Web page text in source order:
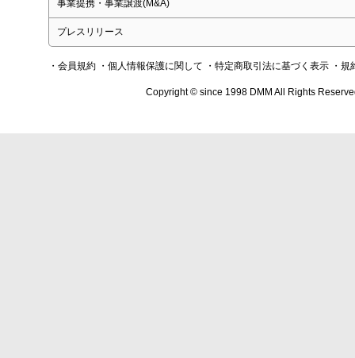
事業提携・事業譲渡(M&A)
プレスリリース
・会員規約 ・個人情報保護に関して ・特定商取引法に基づく表示 ・規
Copyright © since 1998 DMM All Rights